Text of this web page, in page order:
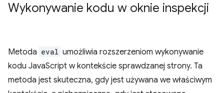
Wykonywanie kodu w oknie inspekcji
Metoda eval umożliwia rozszerzeniom wykonywanie
kodu JavaScript w kontekście sprawdzanej strony. Ta
metoda jest skuteczna, gdy jest używana we właściwym